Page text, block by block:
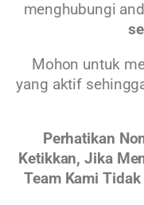
menghubungi
Mohon untuk
yang aktif
Perhatikan
Ketikkan, Jika
Team Kami